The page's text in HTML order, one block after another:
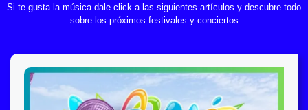
Si te gusta la música dale click a las siguientes artículos y descubre todo
sobre los próximos festivales y conciertos